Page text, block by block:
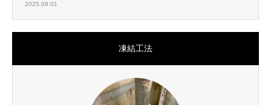
2025.08.01
凍結工法